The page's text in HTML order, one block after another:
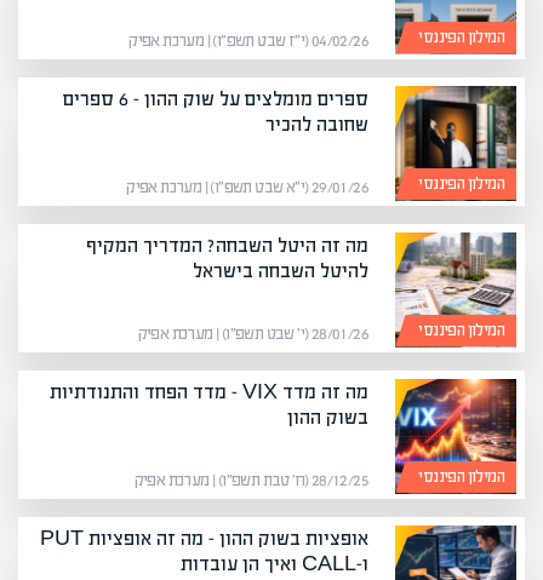
המילון הפיננסי 04/02/26 (י״ז שבט תשפ״ו) | מערכת אפיק
המילון הפיננסי
ספרים מומלצים על שוק ההון – 6 ספרים
שחובה להכיר
29/01/26 (י״א שבט תשפ״ו) | מערכת אפיק
המילון הפיננסי
מה זה היטל השבחה? המדריך המקיף
להיטל השבחה בישראל
28/01/26 (י׳ שבט תשפ״ו) | מערכת אפיק
המילון הפיננסי
מה זה מדד VIX – מדד הפחד והתנודתיות
בשוק ההון
28/12/25 (ח׳ טבת תשפ״ו) | מערכת אפיק
אופציות בשוק ההון – מה זה אופציות PUT
ו-CALL ואיך הן עובדות